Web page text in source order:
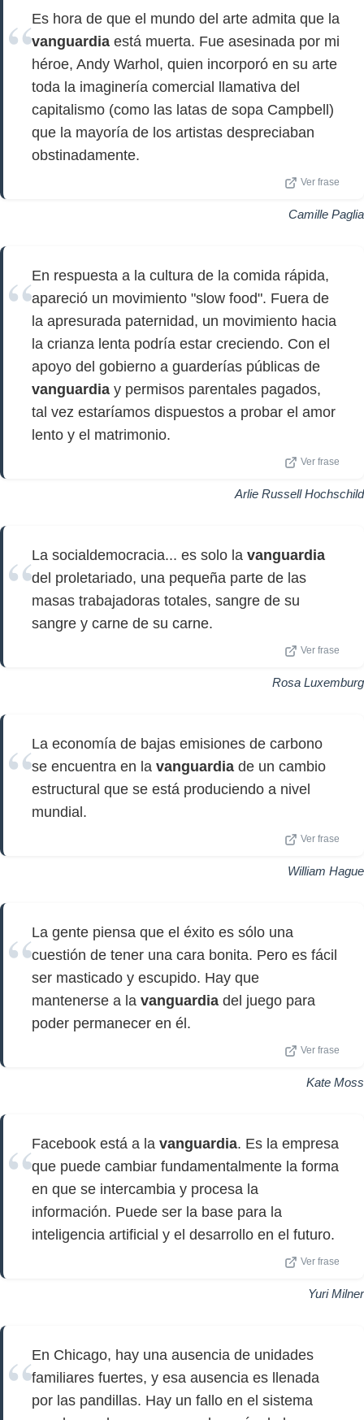
Es hora de que el mundo del arte admita que la
vanguardia está muerta. Fue asesinada por mi
héroe, Andy Warhol, quien incorporó en su arte
toda la imaginería comercial llamativa del
capitalismo (como las latas de sopa Campbell)
que la mayoría de los artistas despreciaban
obstinadamente.
Ver frase
Camille Paglia
En respuesta a la cultura de la comida rápida,
apareció un movimiento "slow food". Fuera de
la apresurada paternidad, un movimiento hacia
la crianza lenta podría estar creciendo. Con el
apoyo del gobierno a guarderías públicas de
vanguardia y permisos parentales pagados,
tal vez estaríamos dispuestos a probar el amor
lento y el matrimonio.
Ver frase
Arlie Russell Hochschild
La socialdemocracia... es solo la vanguardia
del proletariado, una pequeña parte de las
masas trabajadoras totales, sangre de su
sangre y carne de su carne.
Ver frase
Rosa Luxemburg
La economía de bajas emisiones de carbono
se encuentra en la vanguardia de un cambio
estructural que se está produciendo a nivel
mundial.
Ver frase
William Hague
La gente piensa que el éxito es sólo una
cuestión de tener una cara bonita. Pero es fácil
ser masticado y escupido. Hay que
mantenerse a la vanguardia del juego para
poder permanecer en él.
Ver frase
Kate Moss
Facebook está a la vanguardia. Es la empresa
que puede cambiar fundamentalmente la forma
en que se intercambia y procesa la
información. Puede ser la base para la
inteligencia artificial y el desarrollo en el futuro.
Ver frase
Yuri Milner
En Chicago, hay una ausencia de unidades
familiares fuertes, y esa ausencia es llenada
por las pandillas. Hay un fallo en el sistema